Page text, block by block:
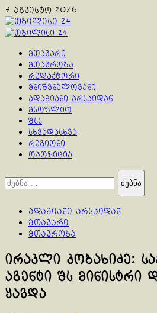
Skip
to
content
7 აგვისტო 2026
Primary
მთავარი
მთავრობა
რედაქტორი
მნიშვნელოვანი
ადამიანი არსაიდან
მსოფლიო
შსს
სხვადასხვა
რეგიონი
ოპოზიცია
ძებნა:
ადამიანი არსაიდან
მთავარი
მთავრობა
ირაკლი კობახიძე:
აგენტი შს მინისტრი
ყავდა